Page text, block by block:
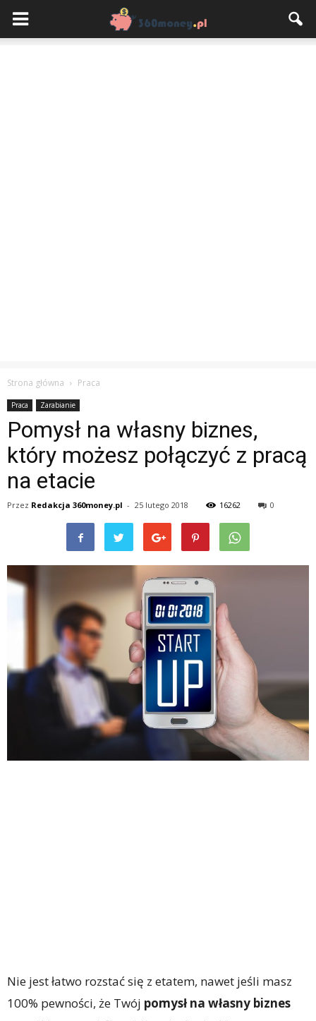
Strona główna Praca
Praca Zarabianie
Pomysł na własny biznes,
który możesz połączyć z pracą
na etacie
Przez Redakcja 360money.pl - 25 lutego 2018 16262 0
Nie jest łatwo rozstać się z etatem, nawet jeśli masz
100% pewności, że Twój pomysł na własny biznes